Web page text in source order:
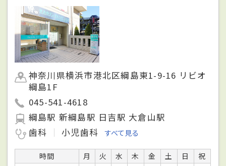
神奈川県横浜市港北区綱島東1-9-16 リビオ
綱島1F
045-541-4618
綱島駅 新綱島駅 日吉駅 大倉山駅
歯科
小児歯科 すべて見る
時間 月 火 水 木 金 土 日
祝